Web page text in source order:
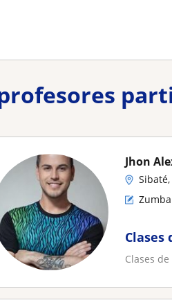
Jhon
Sibaté,
Zumba
Clases
Clases